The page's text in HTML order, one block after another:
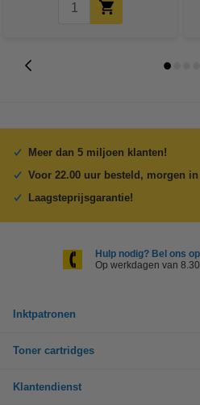
Meer dan 5 miljoen klanten!
Voor 22.00 uur besteld, morgen
Laagsteprijsgarantie!
Hulp nodig? Bel ons
Op werkdagen van
Inktpatronen
Toner cartridges
Klantendienst